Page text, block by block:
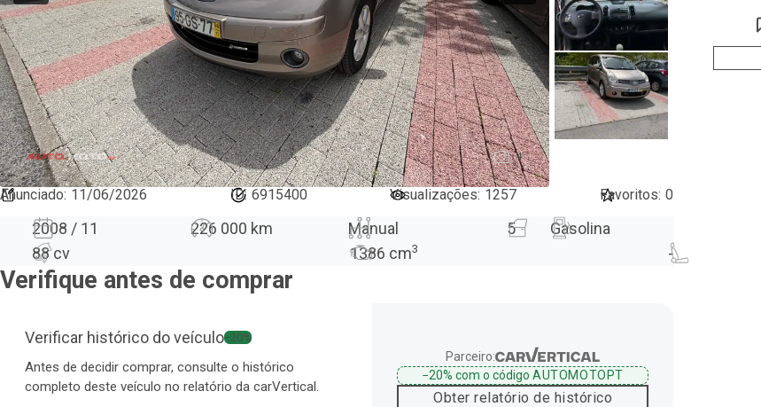
4
Anunciado: 11/06/2026 ID: 6915400 Visualizações: 1257 Favoritos: 0
2008 / 11 226 000 km Manual 5
Gasolina
88 cv
1386 cm3 -
Verifique antes de comprar
Verificar histórico do veículo−20%
Antes de decidir comprar, consulte o histórico
completo deste veículo no relatório da carVertical.
Parceiro:
−20%com o código AUTOMOTOPT
Obter relatório de histórico